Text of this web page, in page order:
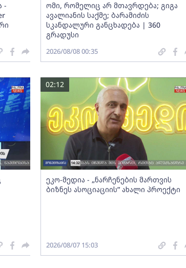
-
ომი, რომელიც არ მთავრდება; გიგა
ავალიანის საქმე; ბარამიძის
სკანდალური განცხადება | 360
გრადუსი
2026/08/08 00:35
ეკო-მედია - „ნარჩენების მართვის
ბიზნეს ასოციაციის” ახალი პროექტი
02:12
2026/08/07 15:03